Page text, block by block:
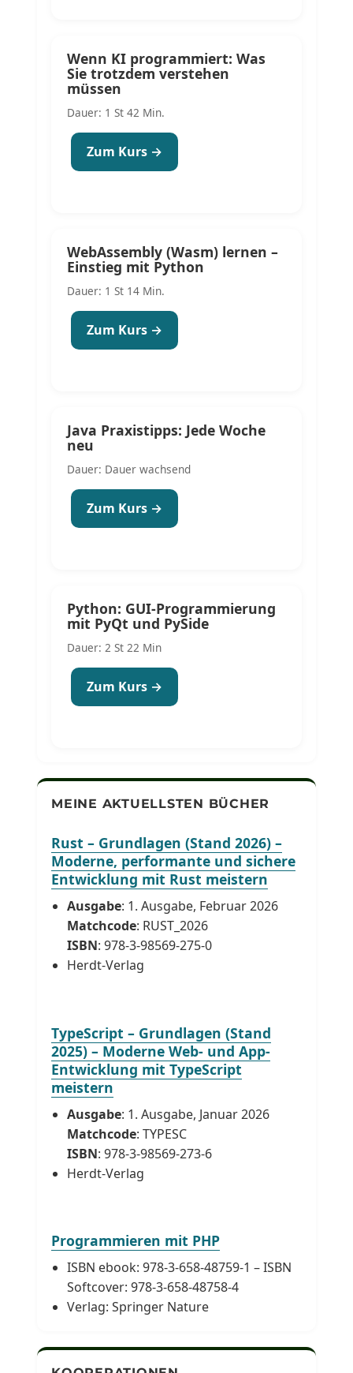
Wenn KI programmiert: Was
Sie trotzdem verstehen
müssen
Dauer: 1 St 42 Min.
Zum Kurs →
WebAssembly (Wasm) lernen –
Einstieg mit Python
Dauer: 1 St 14 Min.
Zum Kurs →
Java Praxistipps: Jede Woche
neu
Dauer: Dauer wachsend
Zum Kurs →
Python: GUI-Programmierung
mit PyQt und PySide
Dauer: 2 St 22 Min
Zum Kurs →
MEINE AKTUELLSTEN BÜCHER
Rust – Grundlagen (Stand 2026) –
Moderne, performante und sichere
Entwicklung mit Rust meistern
Ausgabe: 1. Ausgabe, Februar 2026
Matchcode: RUST_2026
ISBN: 978-3-98569-275-0
Herdt-Verlag
TypeScript – Grundlagen (Stand
2025) – Moderne Web- und App-
Entwicklung mit TypeScript
meistern
Ausgabe: 1. Ausgabe, Januar 2026
Matchcode: TYPESC
ISBN: 978-3-98569-273-6
Herdt-Verlag
Programmieren mit PHP
ISBN ebook: 978-3-658-48759-1 – ISBN
Softcover: 978-3-658-48758-4
Verlag: Springer Nature